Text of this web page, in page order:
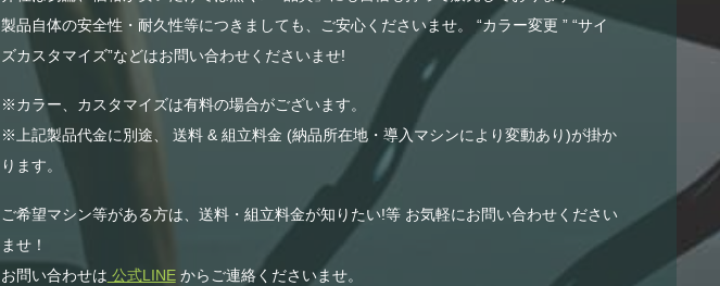
製品自体の安全性・耐久性等につきましても、ご安心くださいませ。 “カラー変更 ” “サイ
ズカスタマイズ”などはお問い合わせくださいませ!
※カラー、カスタマイズは有料の場合がございます。
※上記製品代金に別途、 送料 & 組立料金 (納品所在地・導入マシンにより変動あり)が掛か
ります。
ご希望マシン等がある方は、送料・組立料金が知りたい!等 お気軽にお問い合わせください
ませ！
お問い合わせは 公式LINEからご連絡くださいませ。